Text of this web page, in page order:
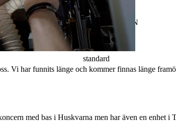
Vi har funnits länge och kommer finnas länge
med bas i Huskvarna men har även en enhet i
Neopren
Artikelnr:
S081N
Kategori:
Gummibälgar -
standard